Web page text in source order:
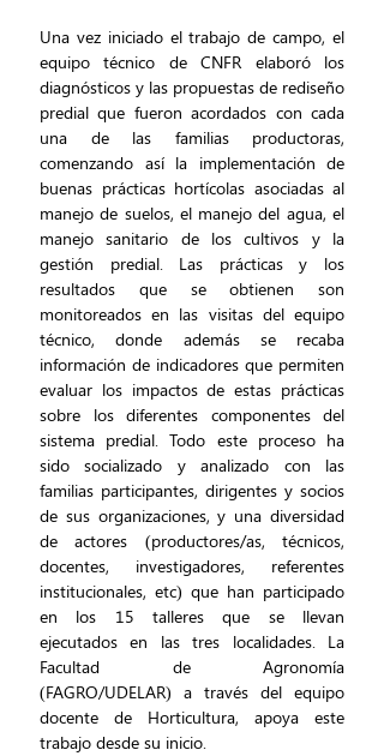
Una vez iniciado el trabajo de campo, el
equipo técnico de CNFR elaboró los
diagnósticos y las propuestas de rediseño
predial que fueron acordados con cada
una de las familias productoras,
comenzando así la implementación de
buenas prácticas hortícolas asociadas al
manejo de suelos, el manejo del agua, el
manejo sanitario de los cultivos y la
gestión predial. Las prácticas y los
resultados que se obtienen son
monitoreados en las visitas del equipo
técnico, donde además se recaba
información de indicadores que permiten
evaluar los impactos de estas prácticas
sobre los diferentes componentes del
sistema predial. Todo este proceso ha
sido socializado y analizado con las
familias participantes, dirigentes y socios
de sus organizaciones, y una diversidad
de actores (productores/as, técnicos,
docentes, investigadores, referentes
institucionales, etc) que han participado
en los 15 talleres que se llevan
ejecutados en las tres localidades. La
Facultad de Agronomía
(FAGRO/UDELAR) a través del equipo
docente de Horticultura, apoya este
trabajo desde su inicio.